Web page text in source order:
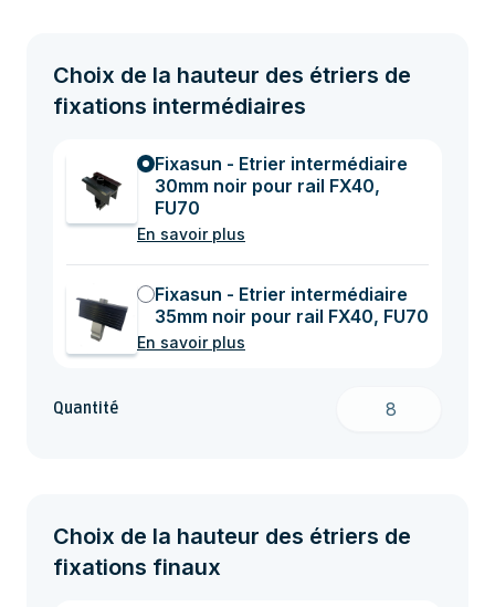
Choix de la hauteur des étriers de
fixations intermédiaires
Fixasun - Etrier intermédiaire
30mm noir pour rail FX40,
FU70
En savoir plus
Fixasun - Etrier intermédiaire
35mm noir pour rail FX40, FU70
En savoir plus
Quantité
Choix de la hauteur des étriers de
fixations finaux